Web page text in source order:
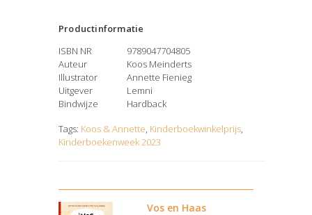
Productinformatie
ISBN NR
9789047704805
Auteur
Koos Meinderts
Illustrator
Annette Fienieg
Uitgever
Lemni
Bindwijze
Hardback
Tags: Koos & Annette, Kinderboekwinkelprijs,
Kinderboekenweek 2023
Vos en Haas